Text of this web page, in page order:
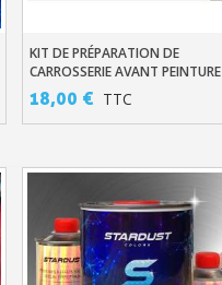
Ajouter Au Panier
KIT DE PRÉPARATION DE
CARROSSERIE AVANT PEINTURE
18,00 € TTC